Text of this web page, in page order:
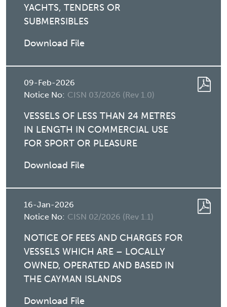
YACHTS, TENDERS OR
SUBMERSIBLES
Download File
09-Feb-2026
Notice No: CISN 03/2026 (Rev 1.0)
VESSELS OF LESS THAN 24 METRES
IN LENGTH IN COMMERCIAL USE
FOR SPORT OR PLEASURE
Download File
16-Jan-2026
Notice No: CISN 02/2026 (Rev 1.1)
NOTICE OF FEES AND CHARGES FOR
VESSELS WHICH ARE – LOCALLY
OWNED, OPERATED AND BASED IN
THE CAYMAN ISLANDS
Download File